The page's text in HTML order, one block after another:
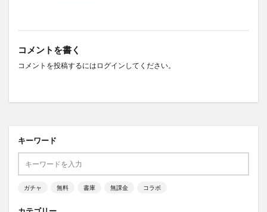
コメントを書く
コメントを投稿するには ログイン してください。
キーワード
ガチャ 無料 書庫 無課金 コラボ